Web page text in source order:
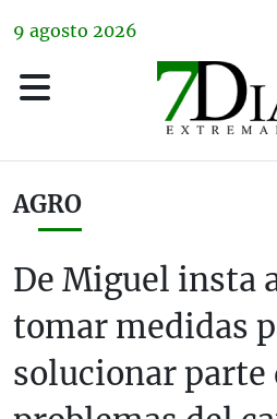
9 agosto 2026
AGRO
De Miguel insta
tomar medidas
solucionar parte